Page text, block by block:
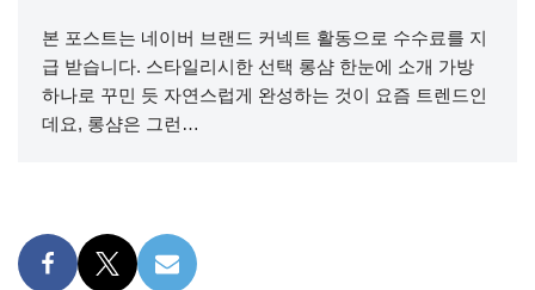
본 포스트는 네이버 브랜드 커넥트 활동으로 수수료를 지
급 받습니다. 스타일리시한 선택 롱샴 한눈에 소개 가방
하나로 꾸민 듯 자연스럽게 완성하는 것이 요즘 트렌드인
데요, 롱샴은 그런…